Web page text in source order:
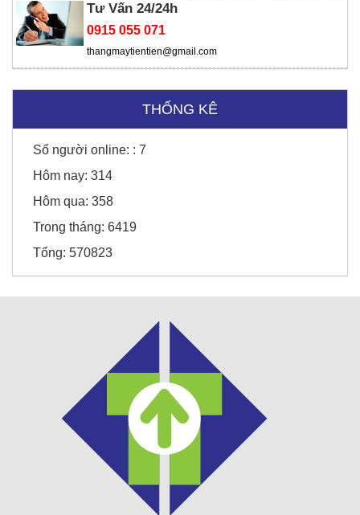
Sunny Hotel - Cao Bằng
Tư Vấn 24/24h
0915 055 071
thangmaytientien@gmail.com
THỐNG KÊ
Số người online: : 7
Hôm nay: 314
Hôm qua: 358
Trong tháng: 6419
Tổng: 570823